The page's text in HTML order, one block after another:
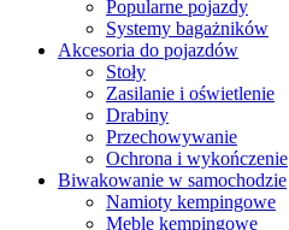
Popularne pojazdy
Systemy bagażników
Akcesoria do pojazdów
Stoły
Zasilanie i oświetlenie
Drabiny
Przechowywanie
Ochrona i wykończenie
Biwakowanie w samochodzie
Namioty kempingowe
Meble kempingowe